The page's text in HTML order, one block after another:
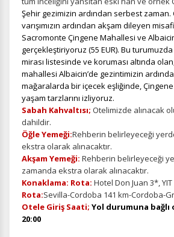
Şehir gezimizin ardından serbest zaman.
varışımızın ardından akşam dileyen
Sacromonte Çingene Mahallesi ve
gerçekleştiriyoruz (55 EUR). Bu
mirası listesinde ve koruması altında
mahallesi Albaicin’de gezintimizin
mağaralarda bir içecek eşliğinde,
yaşam tarzlarını izliyoruz.
Sabah Kahvaltısı; Otelimizde alınacak
dahildir.
Öğle Yemeği:Rehberin belirleyeceği
ekstra olarak alınacaktır.
Akşam Yemeği: Rehberin belirleyeceği
zamanda ekstra olarak alınacaktır.
Konaklama: Rota: Hotel Don Juan 3*,
Rota:Sevilla-Cordoba 141 km-Cordoba-
Otele Giriş Saati; Yol durumuna
20:00